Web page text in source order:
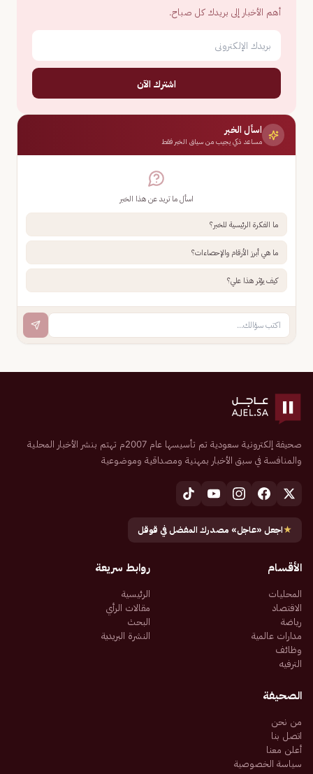
أهم الأخبار إلى بريدك كل صباح.
اشترك الآن
اسأل الخبر
مساعد ذكي يجيب من سياق الخبر فقط
اسأل ما تريد عن هذا الخبر
ما الفكرة الرئيسية للخبر؟
ما هي أبرز الأرقام والإحصاءات؟
كيف يؤثر هذا علي؟
صحيفة إلكترونية سعودية تم تأسيسها عام 2007م تهتم بنشر الأخبار المحلية
والمنافسة في سبق الأخبار بمهنية ومصداقية وموضوعية
★اجعل «عاجل» مصدرك المفضل في قوقل
الأقسام
المحليات
الاقتصاد
رياضة
مدارات عالمية
وظائف
الترفيه
روابط سريعة
الرئيسية
مقالات الرأي
البحث
النشرة البريدية
الصحيفة
من نحن
اتصل بنا
أعلن معنا
سياسة الخصوصية